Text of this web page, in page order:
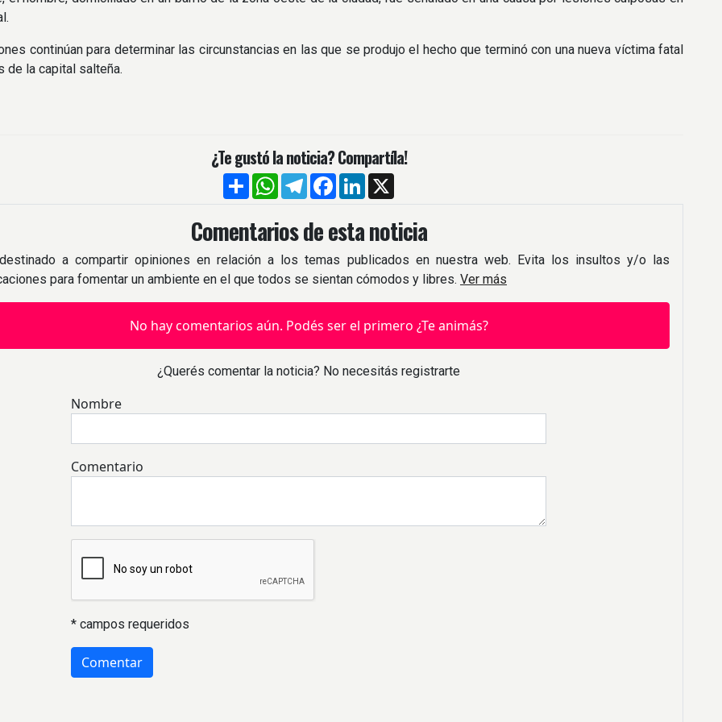
continúan para determinar las circunstancias en las que se produjo el hecho que terminó con una nueva víctima fatal
de la capital salteña.
¿Te gustó la noticia? Compartíla!
CompartirWhatsApp
TelegramFacebook
LinkedIn
Comentarios de esta noticia
a compartir opiniones en relación a los temas publicados en nuestra web. Evita los insultos y/o las
para fomentar un ambiente en el que todos se sientan cómodos y libres. Ver más
No hay comentarios aún. Podés ser el primero ¿Te animás?
¿Querés comentar la noticia? No necesitás registrarte
Nombre
Comentario
* campos requeridos